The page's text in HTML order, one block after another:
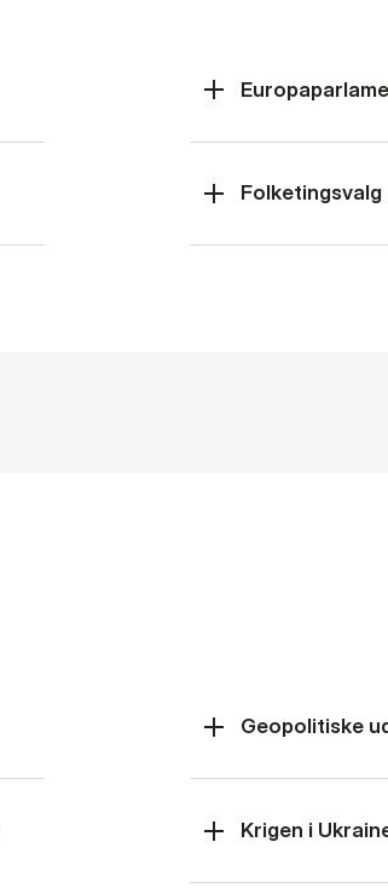
Folketingsvalg
Geopolitiske
Krigen i